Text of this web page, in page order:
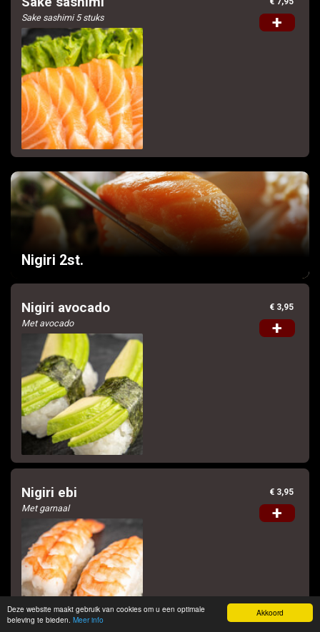
Akkoord
Deze website maakt gebruik van cookies om u een optimale
beleving te bieden. Meer info
Sake sashimi 5 stuks +
Nigiri 2st.
Nigiri avocado
Met avocado
€ 3,95
+
Nigiri ebi
Met garnaal
€ 3,95
+